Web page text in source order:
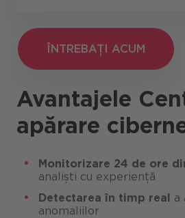
ÎNTREBAȚI ACUM
ÎNTREBAȚI ACUM
Avantajele
apărare
Monitorizare 24 de ore
analiști cu experiență
Detectarea în timp real a
anomaliilor